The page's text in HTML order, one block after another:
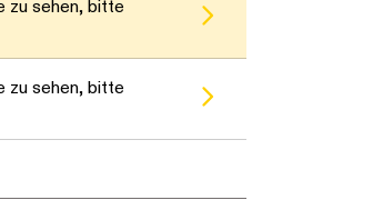
zu sehen, bitte
zu sehen, bitte